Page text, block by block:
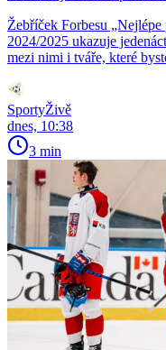
Žebříček Forbesu „Nejlépe
2024/2025 ukazuje
mezi nimi i tváře, které
SportyŽivě
dnes, 10:38
3 min